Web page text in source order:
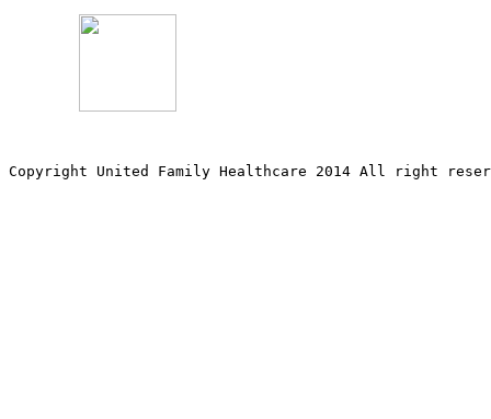
Copyright United Family Healthcare 2014 All right